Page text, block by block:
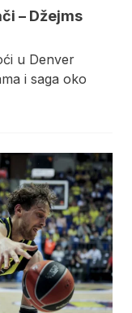
– Džejms
u Denver
i saga oko